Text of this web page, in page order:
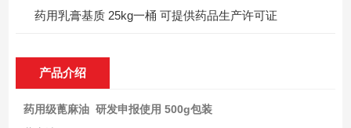
药用乳膏基质 25kg一桶 可提供药品生产许可证
产品介绍
药用级蓖麻油 研发申报使用 500g包装